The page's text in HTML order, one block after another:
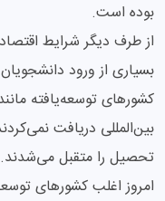
بوده است.
از طرف دیگر شرایط
بسیاری از ورود
کشورهای توسعه‌یافته
بین‌المللی دریافت
تحصیل را متقبل می‌شدند.
امروز اغلب کشورهای